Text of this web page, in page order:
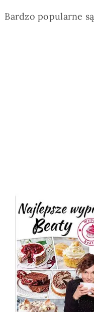
Bardzo popularne